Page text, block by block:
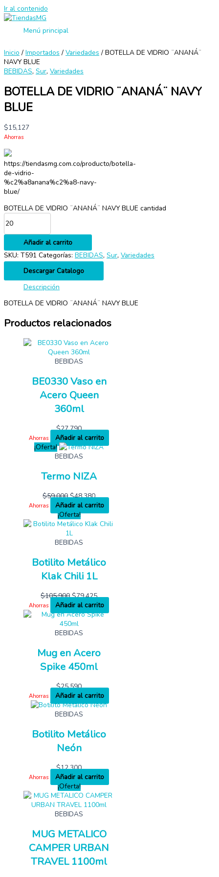
Ir al contenido
Menú principal
Inicio / Importados / Variedades / BOTELLA DE VIDRIO ¨ANANÁ¨
NAVY BLUE
BEBIDAS, Sur, Variedades
BOTELLA DE VIDRIO ¨ANANÁ¨ NAVY
BLUE
$15,127
Ahorras
https://tiendasmg.com.co/producto/botella-
de-vidrio-
%c2%a8anana%c2%a8-navy-
blue/
BOTELLA DE VIDRIO ¨ANANÁ¨ NAVY BLUE cantidad
Añadir al carrito
SKU: T591 Categorías: BEBIDAS, Sur, Variedades
Descargar Catalogo
Descripción
BOTELLA DE VIDRIO ¨ANANÁ¨ NAVY BLUE
Productos relacionados
BEBIDAS
BE0330 Vaso en
Acero Queen
360ml
$27,790
Ahorras
Añadir al carrito
¡Oferta!
BEBIDAS
Termo NIZA
$59,000 $48,380
Ahorras
Añadir al carrito
¡Oferta!
BEBIDAS
Botilito Metálico
Klak Chili 1L
$105,900 $79,425
Ahorras Añadir al carrito
BEBIDAS
Mug en Acero
Spike 450ml
$25,590
Ahorras
Añadir al carrito
BEBIDAS
Botilito Metálico
Neón
$12,300
Ahorras
Añadir al carrito
¡Oferta!
BEBIDAS
MUG METALICO
CAMPER URBAN
TRAVEL 1100ml